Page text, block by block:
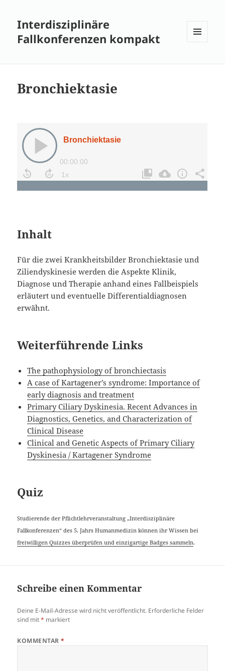
Interdisziplinäre
Fallkonferenzen kompakt
WIDGETS
Bronchiektasie
Inhalt
Für die zwei Krankheitsbilder Bronchiektasie und
Ziliendyskinesie werden die Aspekte Klinik,
Diagnose und Therapie anhand eines Fallbeispiels
erläutert und eventuelle Differentialdiagnosen
erwähnt.
Weiterführende Links
The pathophysiology of bronchiectasis
A case of Kartagener’s syndrome: Importance of
early diagnosis and treatment
Primary Ciliary Dyskinesia. Recent Advances in
Diagnostics, Genetics, and Characterization of
Clinical Disease
Clinical and Genetic Aspects of Primary Ciliary
Dyskinesia / Kartagener Syndrome
Quiz
Studierende der Pflichtlehrveranstaltung „Interdisziplinäre
Fallkonferenzen“ des 5. Jahrs Humanmedizin können ihr Wissen bei
freiwilligen Quizzes überprüfen und einzigartige Badges sammeln.
Schreibe einen Kommentar
Deine E-Mail-Adresse wird nicht veröffentlicht. Erforderliche Felder
sind mit* markiert
KOMMENTAR*